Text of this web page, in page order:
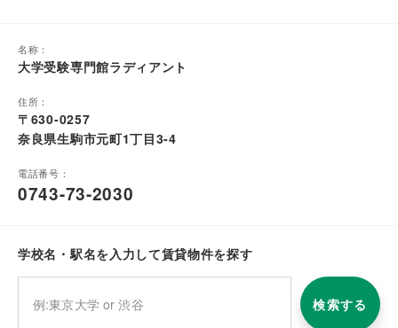
名称：
大学受験専門館ラディアント
住所：
〒630-0257
奈良県生駒市元町1丁目3-4
電話番号：
0743-73-2030
学校名・駅名を入力して賃貸物件を探す
検索する